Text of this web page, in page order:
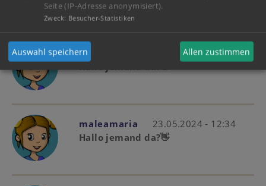
Mehr anzeigen
maleamaria
23.05.2024 - 12:35
maleamaria
23.05.2024 - 12:34
Hallo jemand da?👋
Seite (IP-Adresse anonymisiert).
Zweck: Besucher-Statistiken
Auswahl speichern Allen zustimmen